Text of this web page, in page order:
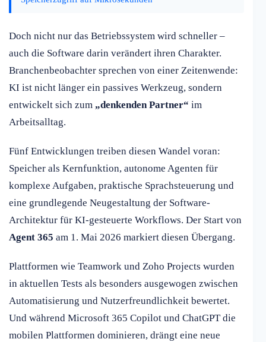
Doch nicht nur das Betriebssystem wird schneller –
auch die Software darin verändert ihren Charakter.
Branchenbeobachter sprechen von einer Zeitenwende:
KI ist nicht länger ein passives Werkzeug, sondern
entwickelt sich zum „denkenden Partner“ im
Arbeitsalltag.
Fünf Entwicklungen treiben diesen Wandel voran:
Speicher als Kernfunktion, autonome Agenten für
komplexe Aufgaben, praktische Sprachsteuerung und
eine grundlegende Neugestaltung der Software-
Architektur für KI-gesteuerte Workflows. Der Start von
Agent 365 am 1. Mai 2026 markiert diesen Übergang.
Plattformen wie Teamwork und Zoho Projects wurden
in aktuellen Tests als besonders ausgewogen zwischen
Automatisierung und Nutzerfreundlichkeit bewertet.
Und während Microsoft 365 Copilot und ChatGPT die
mobilen Plattformen dominieren, drängt eine neue